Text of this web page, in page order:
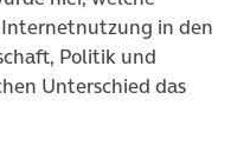
in den
Politik und
Unterschied das